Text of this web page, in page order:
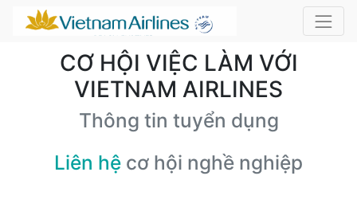
CƠ HỘI VIỆC LÀM VỚI
VIETNAM AIRLINES
Thông tin tuyển dụng
Liên hệ cơ hội nghề nghiệp